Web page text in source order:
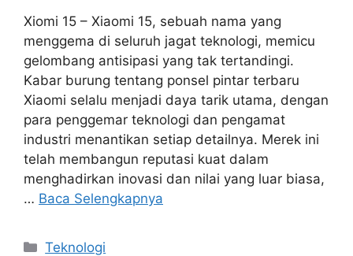
Xiomi 15 – Xiaomi 15, sebuah nama yang
menggema di seluruh jagat teknologi, memicu
gelombang antisipasi yang tak tertandingi.
Kabar burung tentang ponsel pintar terbaru
Xiaomi selalu menjadi daya tarik utama, dengan
para penggemar teknologi dan pengamat
industri menantikan setiap detailnya. Merek ini
telah membangun reputasi kuat dalam
menghadirkan inovasi dan nilai yang luar biasa,
… Baca Selengkapnya
Kategori
Teknologi